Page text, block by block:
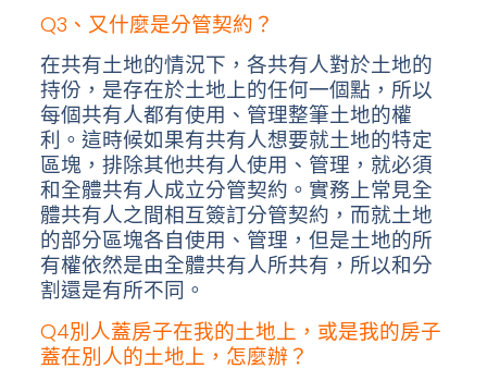
Q3、又什麼是分管契約？
在共有土地的情況下，各共有人對於土地的
持份，是存在於土地上的任何一個點，所以
每個共有人都有使用、管理整筆土地的權
利。這時候如果有共有人想要就土地的特定
區塊，排除其他共有人使用、管理，就必須
和全體共有人成立分管契約。實務上常見全
體共有人之間相互簽訂分管契約，而就土地
的部分區塊各自使用、管理，但是土地的所
有權依然是由全體共有人所共有，所以和分
割還是有所不同。
Q4別人蓋房子在我的土地上，或是我的房子
蓋在別人的土地上，怎麼辦？